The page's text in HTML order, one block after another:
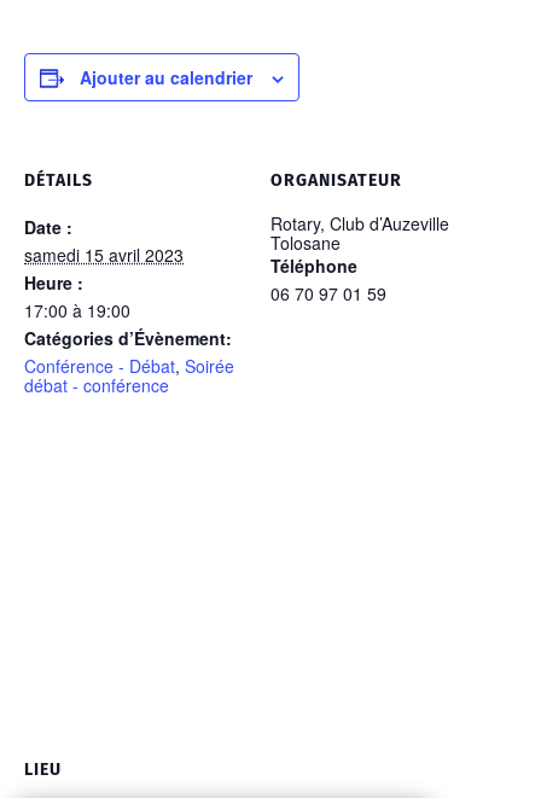
Ajouter au calendrier
DÉTAILS
Date :
samedi 15 avril 2023
Heure :
17:00 à 19:00
Catégories d’Évènement:
Conférence - Débat, Soirée
débat - conférence
ORGANISATEUR
Rotary, Club d’Auzeville
Tolosane
Téléphone
06 70 97 01 59
LIEU